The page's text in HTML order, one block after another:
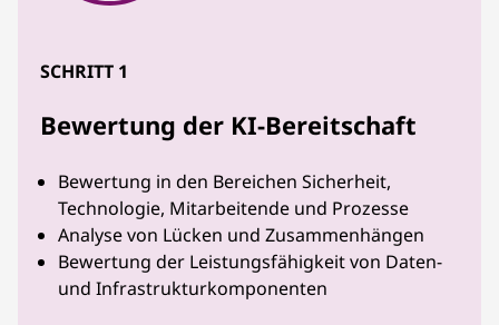
SCHRITT 1
Bewertung der KI-Bereitschaft
Bewertung in den Bereichen Sicherheit,
Technologie, Mitarbeitende und Prozesse
Analyse von Lücken und Zusammenhängen
Bewertung der Leistungsfähigkeit von Daten-
und Infrastrukturkomponenten